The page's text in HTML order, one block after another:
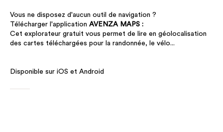
Vous ne disposez d'aucun outil de navigation ?
Télécharger l'application AVENZA MAPS :
Cet explorateur gratuit vous permet de lire en géolocalisation
des cartes téléchargées pour la randonnée, le vélo...
Disponible sur iOS et Android